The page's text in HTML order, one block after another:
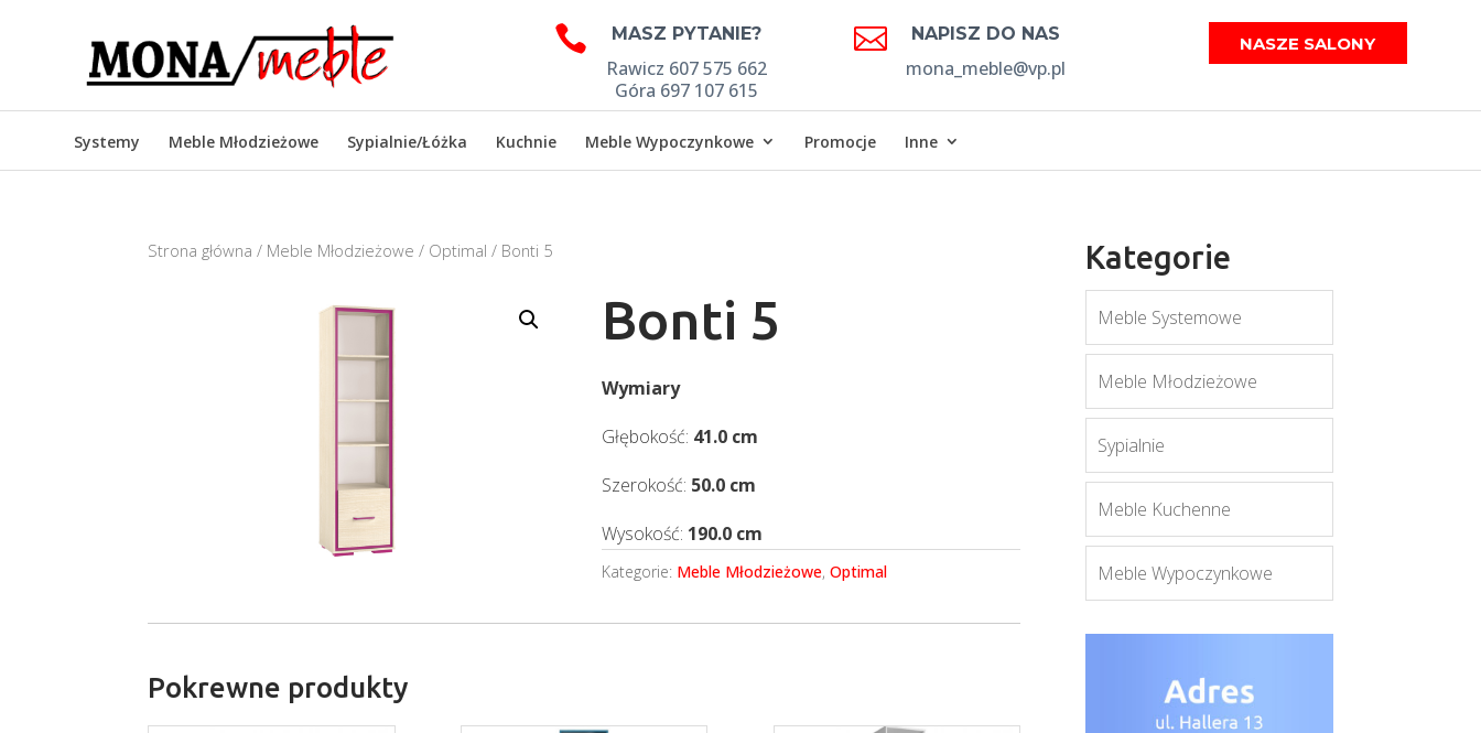
 MASZ PYTANIE?
Rawicz 607 575 662
Góra 697 107 615
 NAPISZ DO NAS
mona_meble@vp.pl
NASZE SALONY
Systemy Meble Młodzieżowe Sypialnie/Łóżka Kuchnie Meble Wypoczynkowe Promocje Inne
Strona główna / Meble Młodzieżowe / Optimal / Bonti 5
Bonti 5
Wymiary
Głębokość: 41.0 cm
Szerokość: 50.0 cm
Wysokość: 190.0 cm
Kategorie: Meble Młodzieżowe,Optimal
Pokrewne produkty
Kategorie
Meble Systemowe
Meble Młodzieżowe
Sypialnie
Meble Kuchenne
Meble Wypoczynkowe